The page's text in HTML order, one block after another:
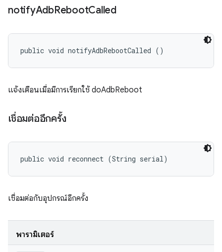
notifyAdbRebootCalled
public void notifyAdbRebootCalled ()
แจ้งเตือนเมื่อมีการเรียกใช้ doAdbReboot
เชื่อมต่ออีกครั้ง
public void reconnect (String serial)
เชื่อมต่อกับอุปกรณ์อีกครั้ง
พารามิเตอร์